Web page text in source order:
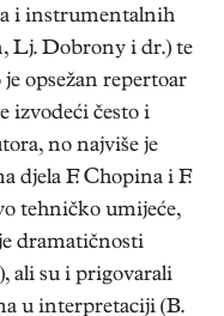
i instrumentalnih
Lj. Dobrony i dr.) te
opsežan repertoar
izvodeći često i
no najviše je
djela F. Chopina i F.
tehničko umijeće,
dramatičnosti
ali su i prigovarali
u interpretaciji (B.